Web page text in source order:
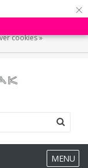
×
MENU
Is dat akkoord?
cookies »